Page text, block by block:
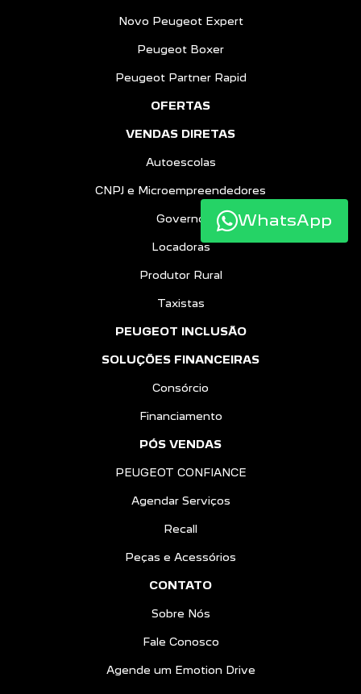
Novo Peugeot Expert
Peugeot Boxer
Peugeot Partner Rapid
OFERTAS
VENDAS DIRETAS
Autoescolas
CNPJ e Microempreendedores
Governo
Locadoras
Produtor Rural
Taxistas
PEUGEOT INCLUSÃO
SOLUÇÕES FINANCEIRAS
Consórcio
Financiamento
PÓS VENDAS
PEUGEOT CONFIANCE
Agendar Serviços
Recall
Peças e Acessórios
CONTATO
Sobre Nós
Fale Conosco
Agende um Emotion Drive
WhatsApp